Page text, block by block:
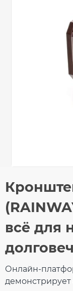
Общие
Тип
Материал
Размеры
Длина
Вес
Габариты
упаковке
Ваше
Ваш
всё для
Онлайн-